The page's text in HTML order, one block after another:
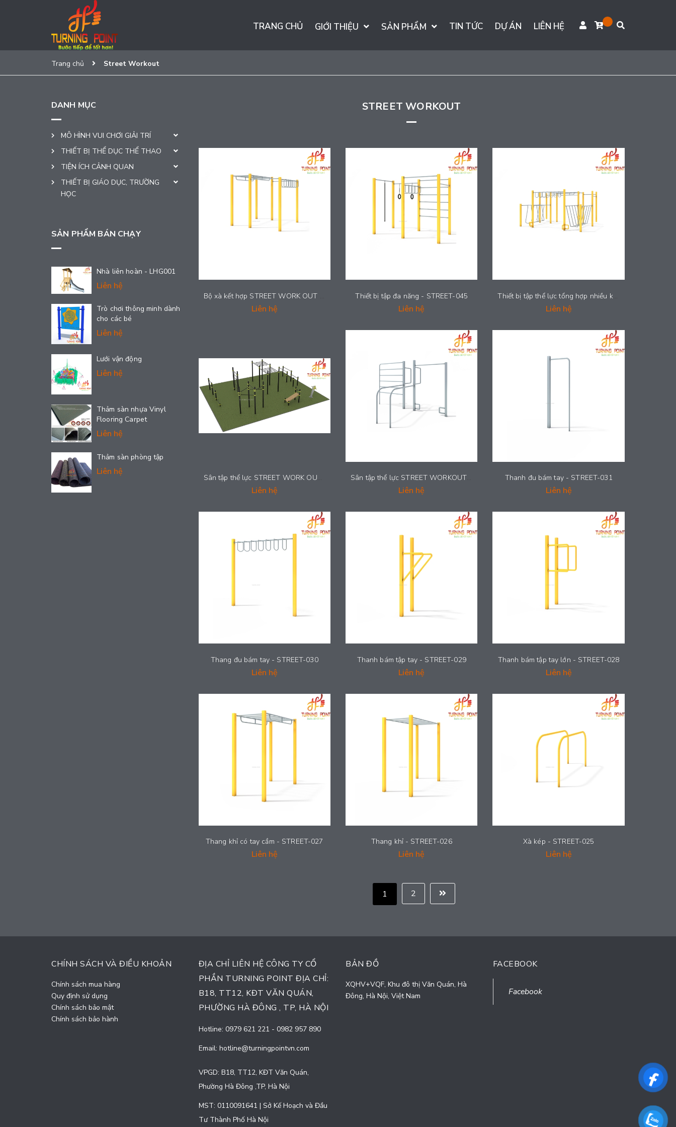
TRANG CHỦ GIỚI THIỆU SẢN PHẨM TIN TỨC DỰ ÁN LIÊN HỆ
Trang chủ Street Workout
STREET WORKOUT
Bộ xà kết hợp STREET WORK OUT - STREET038
Liên hệ
Thiết bị tập đa năng - STREET-045
Liên hệ
Thiết bị tập thể lực tổng hợp nhiều kỹ năng - STREET-048
Liên hệ
Sân tập thể lực STREET WORK OUT - STREET001
Liên hệ
Sân tập thể lực STREET WORKOUT - STREET034
Liên hệ
Thanh đu bám tay - STREET-031
Liên hệ
Thang đu bám tay - STREET-030
Liên hệ
Thanh bám tập tay - STREET-029
Liên hệ
Thanh bám tập tay lớn - STREET-028
Liên hệ
Thang khỉ có tay cầm - STREET-027
Liên hệ
Thang khỉ - STREET-026
Liên hệ
Xà kép - STREET-025
Liên hệ
1 2
DANH MỤC
MÔ HÌNH VUI CHƠI GIẢI TRÍ
THIẾT BỊ THỂ DỤC THỂ THAO
TIỆN ÍCH CẢNH QUAN
THIẾT BỊ GIÁO DỤC, TRƯỜNG
HỌC
SẢN PHẨM BÁN CHẠY
Nhà liên hoàn - LHG001
Liên hệ
Trò chơi thông minh dành
cho các bé
Liên hệ
Lưới vận động
Liên hệ
Thảm sàn nhựa Vinyl
Flooring Carpet
Liên hệ
Thảm sàn phòng tập
Liên hệ
CHÍNH SÁCH VÀ ĐIỀU KHOẢN
Chính sách mua hàng
Quy định sử dụng
Chính sách bảo mật
Chính sách bảo hành
ĐỊA CHỈ LIÊN HỆ CÔNG TY CỔ
PHẦN TURNING POINT ĐỊA CHỈ:
B18, TT12, KĐT VĂN QUÁN,
PHƯỜNG HÀ ĐÔNG , TP, HÀ NỘI
Hotline: 0979 621 221 - 0982 957 890
Email: hotline@turningpointvn.com
VPGD: B18, TT12, KĐT Văn Quán,
Phường Hà Đông ,TP, Hà Nội
MST: 0110091641 | Sở Kế Hoạch và Đầu
Tư Thành Phố Hà Nội
BẢN ĐỒ
XQHV+VQF, Khu đô thị Văn Quán, Hà
Đông, Hà Nội, Việt Nam
FACEBOOK
Facebook